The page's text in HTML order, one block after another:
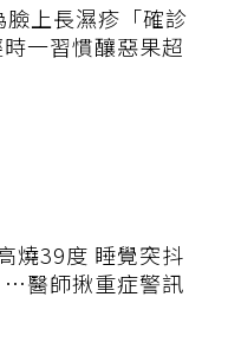
上長濕疹「確診
一習慣釀惡果超
燒39度 睡覺突抖
…醫師揪重症警訊